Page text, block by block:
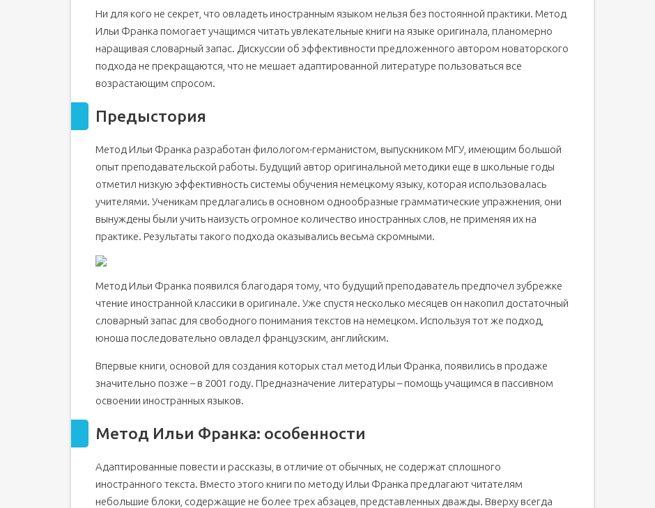
Сложности с транскрипцией
Как пользоваться книгами
Преимущества и недостатки
Эффективна ли методика
Лучшие английские книги по методу Ильи Франка. Читаем сверх эффективно!
У методики есть следующие положительные стороны:
Способ чтения
Мои рекомендации по книгам
Ни для кого не секрет, что овладеть иностранным языком нельзя без постоянной практики. Метод
Ильи Франка помогает учащимся читать увлекательные книги на языке оригинала, планомерно
наращивая словарный запас. Дискуссии об эффективности предложенного автором новаторского
подхода не прекращаются, что не мешает адаптированной литературе пользоваться все
возрастающим спросом.
Предыстория
Метод Ильи Франка разработан филологом-германистом, выпускником МГУ, имеющим большой
опыт преподавательской работы. Будущий автор оригинальной методики еще в школьные годы
отметил низкую эффективность системы обучения немецкому языку, которая использовалась
учителями. Ученикам предлагались в основном однообразные грамматические упражнения, они
вынуждены были учить наизусть огромное количество иностранных слов, не применяя их на
практике. Результаты такого подхода оказывались весьма скромными.
Метод Ильи Франка появился благодаря тому, что будущий преподаватель предпочел зубрежке
чтение иностранной классики в оригинале. Уже спустя несколько месяцев он накопил достаточный
словарный запас для свободного понимания текстов на немецком. Используя тот же подход,
юноша последовательно овладел французским, английским.
Впервые книги, основой для создания которых стал метод Ильи Франка, появились в продаже
значительно позже – в 2001 году. Предназначение литературы – помощь учащимся в пассивном
освоении иностранных языков.
Метод Ильи Франка: особенности
Адаптированные повести и рассказы, в отличие от обычных, не содержат сплошного
иностранного текста. Вместо этого книги по методу Ильи Франка предлагают читателям
небольшие блоки, содержащие не более трех абзацев, представленных дважды. Вверху всегда